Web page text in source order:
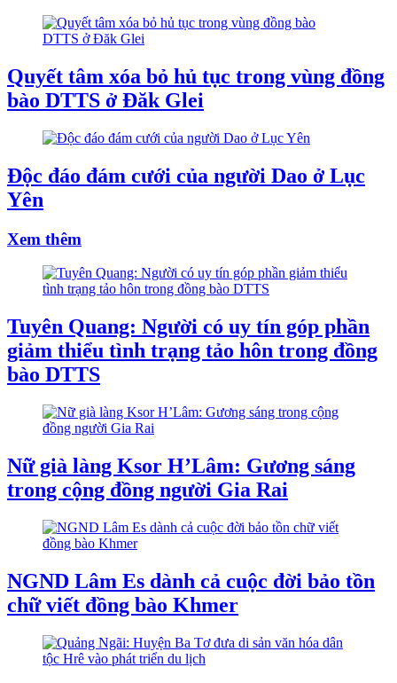
Quyết tâm xóa bỏ hủ tục trong vùng đồng
bào DTTS ở Đăk Glei
Độc đáo đám cưới của người Dao ở Lục
Yên
Xem thêm
Tuyên Quang: Người có uy tín góp phần
giảm thiểu tình trạng tảo hôn trong đồng
bào DTTS
Nữ già làng Ksor H’Lâm: Gương sáng
trong cộng đồng người Gia Rai
NGND Lâm Es dành cả cuộc đời bảo tồn
chữ viết đồng bào Khmer